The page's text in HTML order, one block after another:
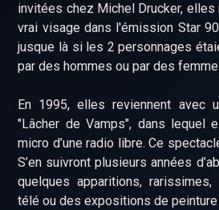
invitées chez Michel Drucker, elles
vrai visage dans l'émission Star
jusque là si les 2 personnages
par des hommes ou par des
En 1995, elles reviennent avec
"Lâcher de Vamps", dans lequel
micro d’une radio libre. Ce
S’en suivront plusieurs années
quelques apparitions,
télé ou des expositions de peinture